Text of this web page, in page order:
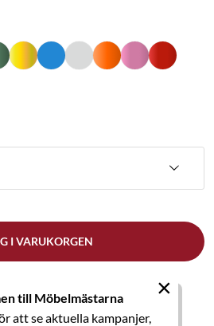
till Möbelmästarna
att se aktuella kampanjer,
×
I VARUKORGEN